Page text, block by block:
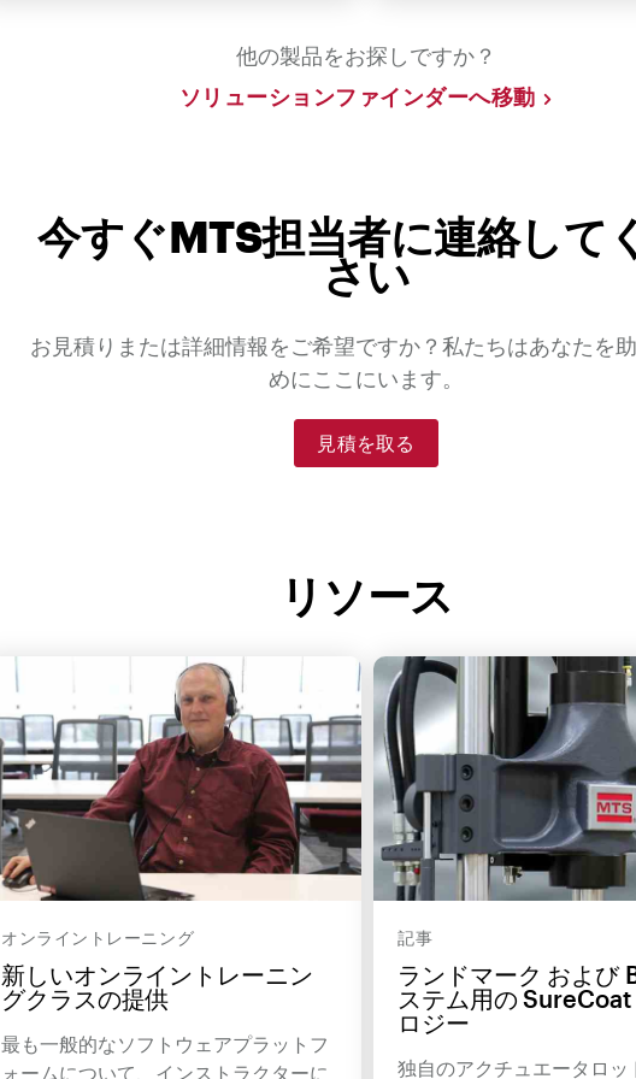
他の製品をお探しですか？
ソリューションファインダーへ移動
今すぐMTS担当者に連絡して
さい
お見積りまたは詳細情報をご希望ですか？私たちはあなたを
めにここにいます。
見積を取る
リソース
オンライントレーニング
新しいオンライントレーニン
グクラスの提供
最も一般的なソフトウェアプラットフ
ォームについて、インストラクターに
記事
ランドマーク および
ステム用の SureCoat
ロジー
独自のアクチュエータロッ